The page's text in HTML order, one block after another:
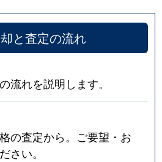
と査定の流れ
流れを説明します。
の査定から。ご要望・お
さい。